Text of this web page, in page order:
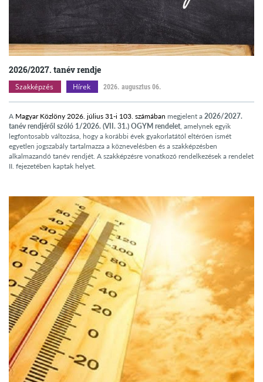
2026/2027. tanév rendje
Szakképzés Hírek 2026. augusztus 06.
A Magyar Közlöny 2026. július 31-i 103. számában megjelent a 2026/2027.
tanév rendjéről szóló 1/2026. (VII. 31.) OGYM rendelet, amelynek egyik
legfontosabb változása, hogy a korábbi évek gyakorlatától eltérően ismét
egyetlen jogszabály tartalmazza a köznevelésben és a szakképzésben
alkalmazandó tanév rendjét. A szakképzésre vonatkozó rendelkezések a rendelet
II. fejezetében kaptak helyet.